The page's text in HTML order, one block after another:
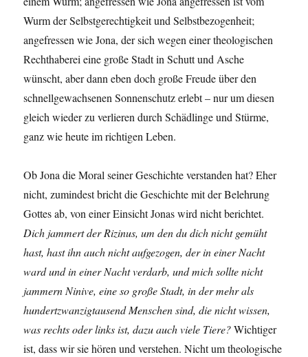
Wurm der Selbstgerechtigkeit und Selbstbezogenheit;
angefressen wie Jona, der sich wegen einer theologischen
Rechthaberei eine große Stadt in Schutt und Asche
wünscht, aber dann eben doch große Freude über den
schnellgewachsenen Sonnenschutz erlebt – nur um diesen
gleich wieder zu verlieren durch Schädlinge und Stürme,
ganz wie heute im richtigen Leben.
Ob Jona die Moral seiner Geschichte verstanden hat? Eher
nicht, zumindest bricht die Geschichte mit der Belehrung
Gottes ab, von einer Einsicht Jonas wird nicht berichtet.
Dich jammert der Rizinus, um den du dich nicht gemüht
hast, hast ihn auch nicht aufgezogen, der in einer Nacht
ward und in einer Nacht verdarb, und mich sollte nicht
jammern Ninive, eine so große Stadt, in der mehr als
hundertzwanzigtausend Menschen sind, die nicht wissen,
was rechts oder links ist, dazu auch viele Tiere?Wichtiger
ist, dass wir sie hören und verstehen. Nicht um theologische